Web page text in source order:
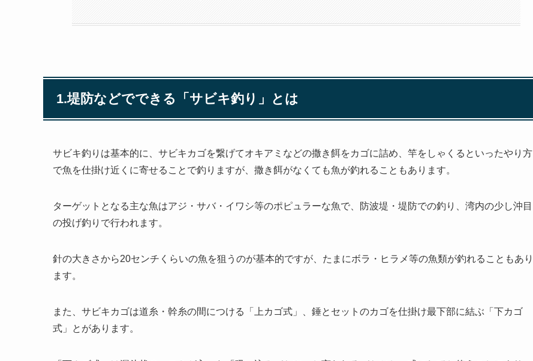
1.堤防などでできる「サビキ釣り」とは
サビキ釣りは基本的に、サビキカゴを繋げてオキアミなどの撒き餌をカゴに詰め、竿をしゃくるといったやり方
で魚を仕掛け近くに寄せることで釣りますが、撒き餌がなくても魚が釣れることもあります。
ターゲットとなる主な魚はアジ・サバ・イワシ等のポピュラーな魚で、防波堤・堤防での釣り、湾内の少し沖目
の投げ釣りで行われます。
針の大きさから20センチくらいの魚を狙うのが基本的ですが、たまにボラ・ヒラメ等の魚類が釣れることもあり
ます。
また、サビキカゴは道糸・幹糸の間につける「上カゴ式」、錘とセットのカゴを仕掛け最下部に結ぶ「下カゴ
式」とがあります。